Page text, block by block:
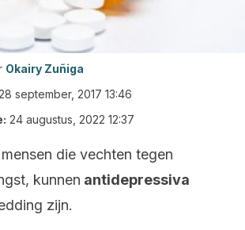
Okairy Zuñiga
28 september, 2017 13:46
24 augustus, 2022 12:37
die vechten tegen
kunnen antidepressiva
zijn.